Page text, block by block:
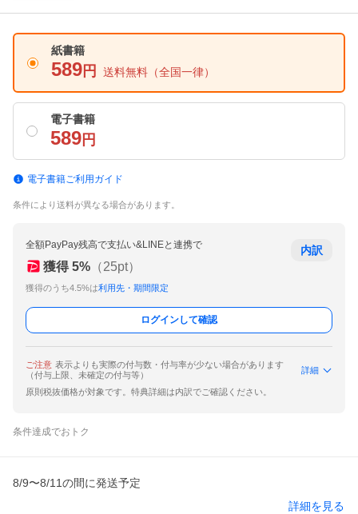
紙書籍
589 円 送料無料 （全国一律）
電子書籍
589 円
電子書籍ご利用ガイド
条件により送料が異なる場合があります。
全額PayPay残高で支払い&LINEと連携で
獲得 5% （25pt）
獲得のうち4.5%は利用先・期間限定
内訳
ログインして確認
ご注意 表示よりも実際の付与数・付与率が少ない場合があります
（付与上限、未確定の付与等）
詳細
原則税抜価格が対象です。特典詳細は内訳でご確認ください。
条件達成でおトク
8/9〜8/11の間に発送予定
詳細を見る